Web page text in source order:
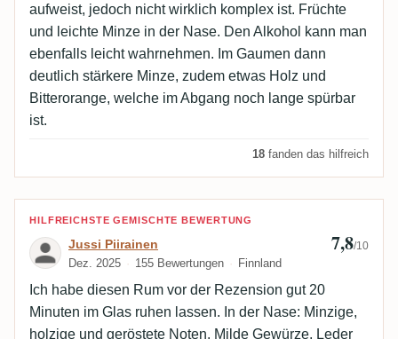
aufweist, jedoch nicht wirklich komplex ist. Früchte
und leichte Minze in der Nase. Den Alkohol kann man
ebenfalls leicht wahrnehmen. Im Gaumen dann
deutlich stärkere Minze, zudem etwas Holz und
Bitterorange, welche im Abgang noch lange spürbar
ist.
18 fanden das hilfreich
Bewertung von Jussi Piirainen
HILFREICHSTE GEMISCHTE BEWERTUNG
Jussi Piirainen
Dez. 2025 155 Bewertungen Finnland
7,8/10
Ich habe diesen Rum vor der Rezension gut 20
Minuten im Glas ruhen lassen. In der Nase: Minzige,
holzige und geröstete Noten. Milde Gewürze, Leder